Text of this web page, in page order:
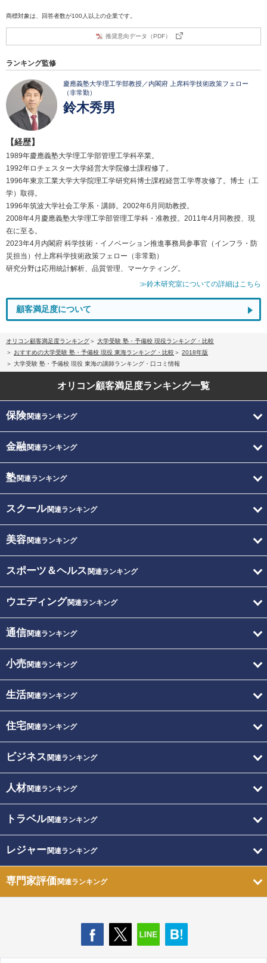
商標対象は、回答者数が100人以上の企業です。
推奨意向データ（PDF）
ランキング監修
慶應義塾大学理工学部教授／内閣府 上席科学技術政策フェロー
（非常勤）
鈴木秀男
【経歴】
1989年慶應義塾大学理工学部管理工学科卒業。
1992年ロチェスター大学経営大学院修士課程修了。
1996年東京工業大学大学院理工学研究科博士課程経営工学専攻修了。博士（工
学）取得。
1996年筑波大学社会工学系・講師。2002年6月同助教授。
2008年4月慶應義塾大学理工学部管理工学科・准教授。2011年4月同教授、現
在に至る。
2023年4月内閣府 科学技術・イノベーション推進事務局参事官（インフラ・防
災担当）付上席科学技術政策フェロー（非常勤）
研究分野は応用統計解析、品質管理、マーケティング。
≫鈴木研究室についての詳細はこちら
顧客満足度について
オリコン顧客満足度ランキング
大学受験 塾・予備校 現役ランキング・比較
おすすめの大学受験 塾・予備校 現役 東海ランキング・比較
2018年版
大学受験 塾・予備校 現役 東海の講師ランキング・口コミ情報
オリコン顧客満足度ランキング一覧
保険関連ランキング
金融関連ランキング
塾関連ランキング
スクール関連ランキング
美容関連ランキング
スポーツ＆ヘルス 関連ランキング
ウエディング関連ランキング
通信関連ランキング
小売関連ランキング
生活関連ランキング
住宅関連ランキング
ビジネス 関連ランキング
人材関連ランキング
トラベル関連ランキング
レジャー関連ランキング
専門家評価関連ランキング